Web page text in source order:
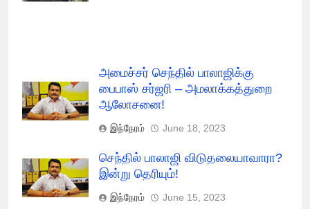
அமைச்சர் செந்தில் பாலாஜிக்கு
பைபாஸ் சர்ஜரி – அமலாக்கத்துறை
ஆலோசனை!
இந்நேரம் June 18, 2023
செந்தில் பாலாஜி விடுதலையாவாரா?
இன்று தெரியும்!
இந்நேரம் June 15, 2023